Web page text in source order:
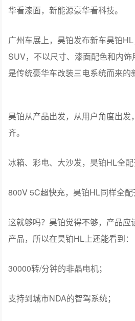
华看漆面，新能源豪华看科技。
广州车展上，昊铂发布新车昊铂
SUV，不以尺寸、漆面配色和内
是传统豪华车改装三电系统而来的
昊铂从产品出发，从用户角度出发
齐。
冰箱、彩电、大沙发，昊铂HL全配
800V 5C超快充，昊铂HL同样全配
这就够吗？昊铂觉得不够，产品应
产品，所以在昊铂HL上还能看到：
30000转/分钟的非晶电机；
支持到城市NDA的智驾系统；